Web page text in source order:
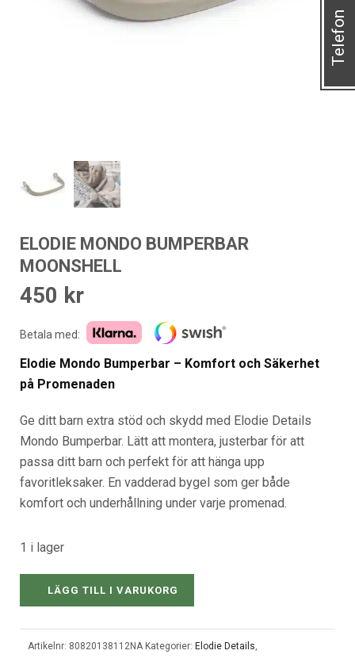
ELODIE MONDO BUMPERBAR
MOONSHELL
450 kr
Betala med:
Elodie Mondo Bumperbar – Komfort och Säkerhet
på Promenaden
Ge ditt barn extra stöd och skydd med Elodie Details
Mondo Bumperbar. Lätt att montera, justerbar för att
passa ditt barn och perfekt för att hänga upp
favoritleksaker. En vadderad bygel som ger både
komfort och underhållning under varje promenad.
1 i lager
LÄGG TILL I VARUKORG
Artikelnr: 80820138112NA Kategorier: Elodie Details,
Telefon